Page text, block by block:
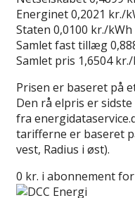
Energinet0,2021 kr./
Staten 0,0100 kr./kWh
Samlet fast tillæg
Samlet pris 1,6504
Prisen er baseret på
Den rå elpris er
fra
tarifferne er baseret
vest, Radius i øst).
0 kr. i abonnement